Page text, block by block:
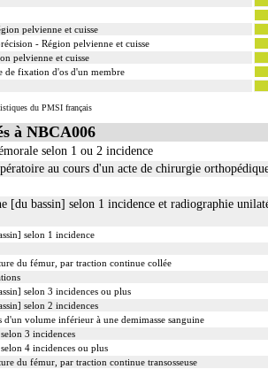
pelvienne et cuisse
- Région pelvienne et cuisse
pelvienne et cuisse
de fixation d'os d'un membre
du PMSI français
à NBCA006
selon 1 ou 2 incidence
au cours d'un acte de chirurgie
[du bassin] selon 1 incidence et radiographie
selon 1 incidence
du fémur, par traction continue collée
selon 3 incidences ou plus
selon 2 incidences
volume inférieur à une demimasse sanguine
3 incidences
4 incidences ou plus
du fémur, par traction continue transosseuse